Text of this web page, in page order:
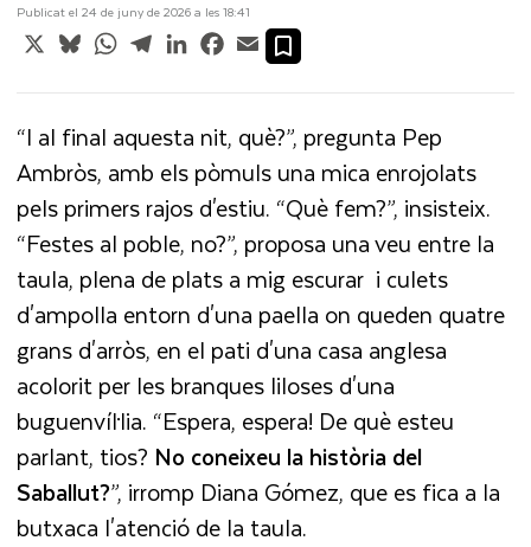
Publicat el 24 de juny de 2026 a les 18:41
X BlueskyWhatsApp
TelegramLinkedInFacebook
Email
“I al final aquesta nit, què?”, pregunta Pep
Ambròs, amb els pòmuls una mica enrojolats
pels primers rajos d'estiu. “Què fem?”, insisteix.
“Festes al poble, no?”, proposa una veu entre la
taula, plena de plats a mig escurar i culets
d'ampolla entorn d'una paella on queden quatre
grans d'arròs, en el pati d'una casa anglesa
acolorit per les branques liloses d'una
buguenvíl·lia. “Espera, espera! De què esteu
parlant, tios? No coneixeu la història del
Saballut?”, irromp Diana Gómez, que es fica a la
butxaca l'atenció de la taula.